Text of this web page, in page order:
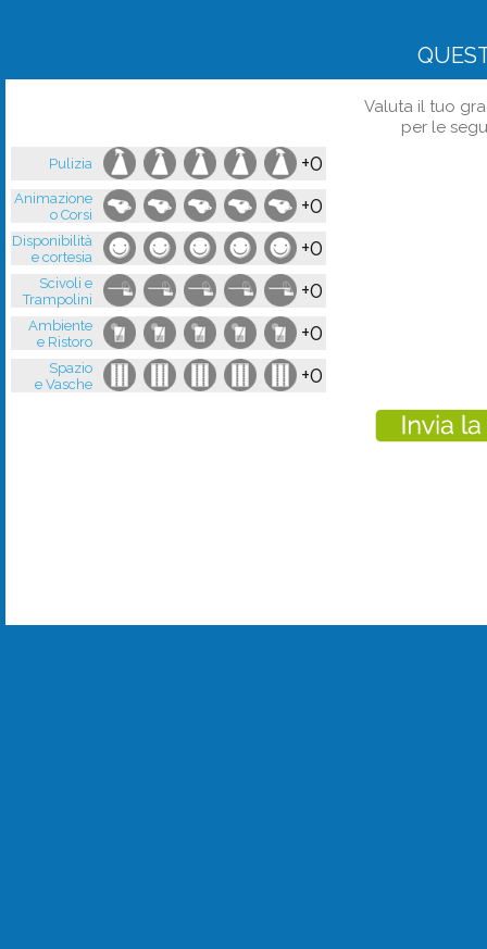
Valuta il tuo
per le
Pulizia +0
Animazione
o Corsi
+0
Disponibilità
e cortesia
+0
Scivoli e
Trampolini
+0
Ambiente
e Ristoro
+0
Spazio
e Vasche
+0